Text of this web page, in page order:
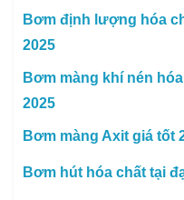
Bơm định lượng hóa
2025
Bơm màng khí nén
2025
Bơm màng Axit giá tốt
Bơm hút hóa chất tại